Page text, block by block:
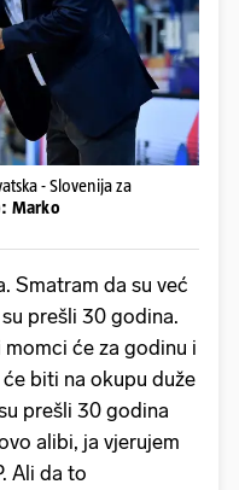
- Slovenija za
Marko
Smatram da su već
prešli 30 godina.
će za godinu i
biti na okupu duže
prešli 30 godina
alibi, ja vjerujem
Ali da to